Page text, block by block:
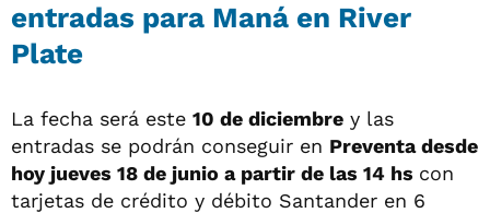
entradas para Maná en River
Plate
La fecha será este 10 de diciembre y las
entradas se podrán conseguir en Preventa desde
hoy jueves 18 de junio a partir de las 14 hs con
tarjetas de crédito y débito Santander en 6